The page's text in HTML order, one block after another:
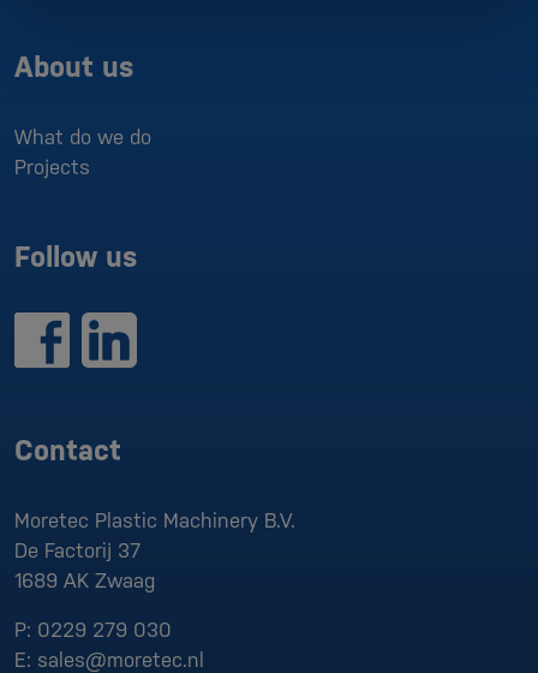
About us
What do we do
Projects
Follow us
Contact
Moretec Plastic Machinery B.V.
De Factorij 37
1689 AK Zwaag
P: 0229 279 030
E: sales@moretec.nl